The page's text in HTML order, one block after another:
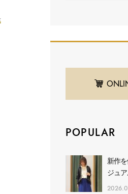
POPULAR
新作
ジュ